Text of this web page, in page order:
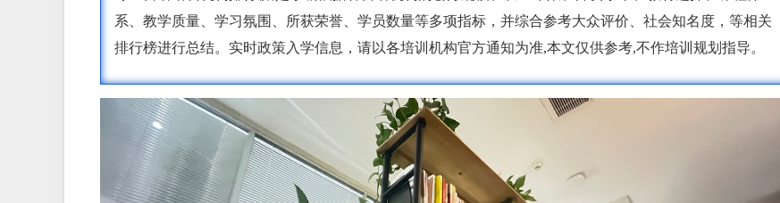
系、教学质量、学习氛围、所获荣誉、学员数量等多项指标，并综合参考大众评价、社会知名度，等相关
排行榜进行总结。实时政策入学信息，请以各培训机构官方通知为准,本文仅供参考,不作培训规划指导。